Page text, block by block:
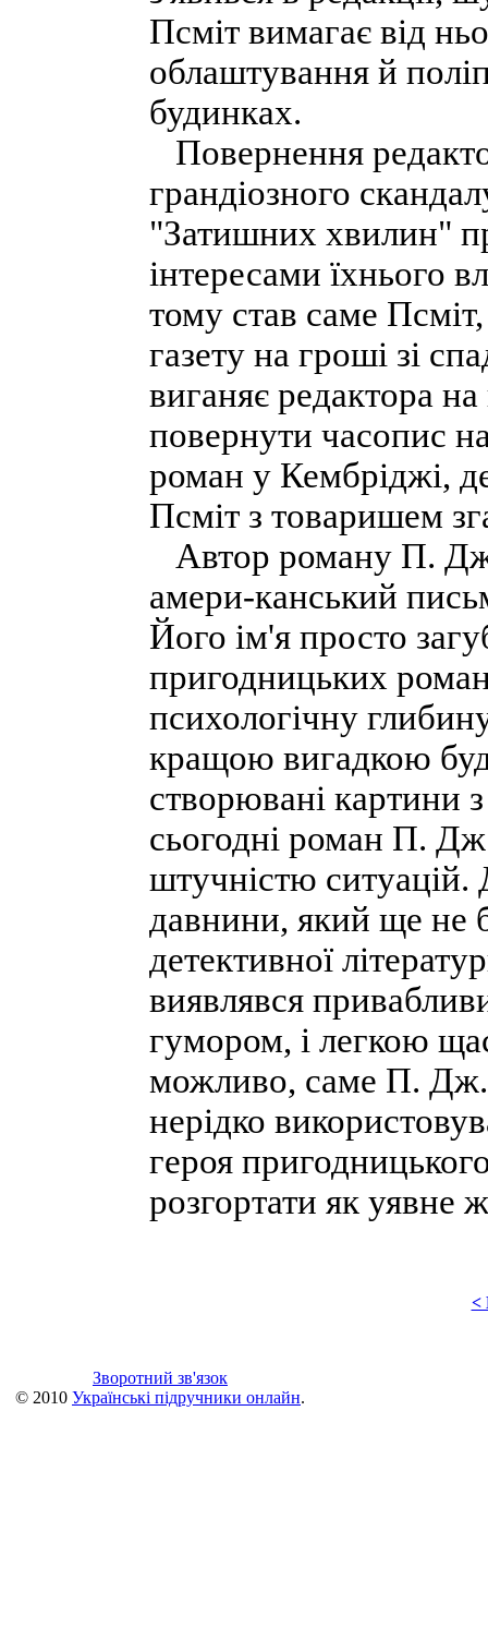
Псміт вимагає від
облаштування й
будинках.
Повернення
грандіозного
"Затишних хвилин"
інтересами їхнього
тому став саме
газету на гроші зі
виганяє редактора
повернути часопис
роман у Кембріджі,
Псміт з товаришем
Автор роману П.
амери-канський
Його ім'я просто
пригодницьких
психологічну
кращою вигадкою
створювані картини
сьогодні роман П.
штучністю ситуацій.
давнини, який ще не
детективної
виявлявся
гумором, і легкою
можливо, саме П. Дж.
нерідко
героя
розгортати як уявне
<
Зворотний зв'язок
© 2010 Українські підручники онлайн.